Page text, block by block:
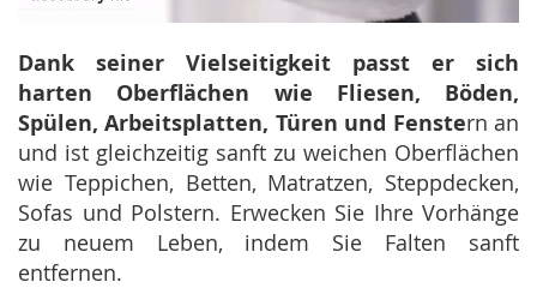
Dank seiner Vielseitigkeit passt er sich
harten Oberflächen wie Fliesen, Böden,
Spülen, Arbeitsplatten, Türen und Fenstern an
und ist gleichzeitig sanft zu weichen Oberflächen
wie Teppichen, Betten, Matratzen, Steppdecken,
Sofas und Polstern. Erwecken Sie Ihre Vorhänge
zu neuem Leben, indem Sie Falten sanft
entfernen.